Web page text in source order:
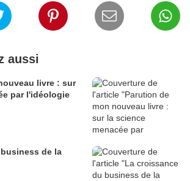
aussi
livre : sur
par l'idéologie
de la